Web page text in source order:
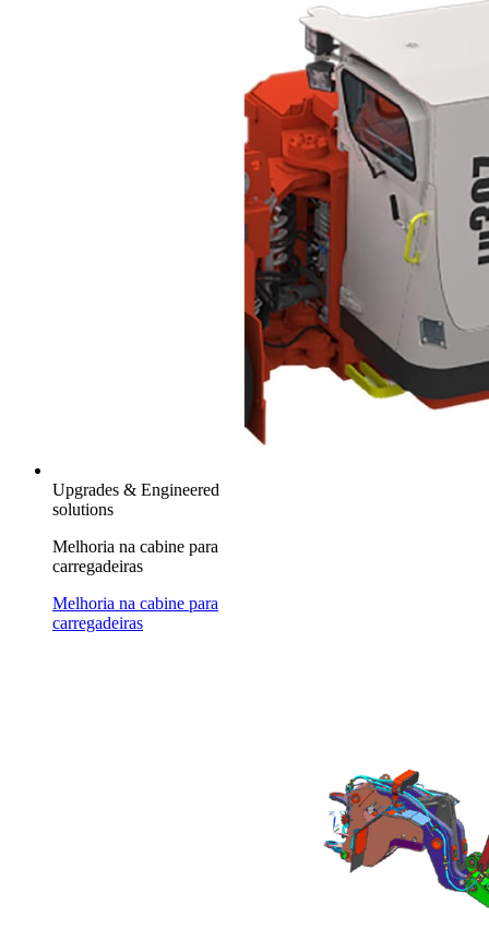
Upgrades & Engineered
solutions
Melhoria na cabine para
carregadeiras
Melhoria na cabine para
carregadeiras